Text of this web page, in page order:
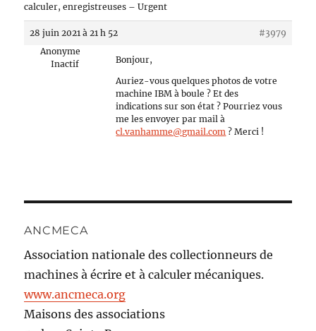
calculer, enregistreuses – Urgent
28 juin 2021 à 21 h 52
#3979
Anonyme
Inactif
Bonjour,
Auriez-vous quelques photos de votre
machine IBM à boule ? Et des
indications sur son état ? Pourriez vous
me les envoyer par mail à
cl.vanhamme@gmail.com ? Merci !
ANCMECA
Association nationale des collectionneurs de
machines à écrire et à calculer mécaniques.
www.ancmeca.org
Maisons des associations